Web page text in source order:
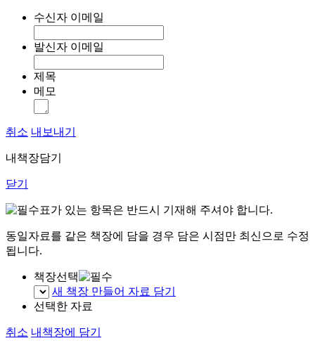
수신자 이메일
발신자 이메일
제목
메모
취소 내보내기
내책장담기
닫기
표가 있는 항목은 반드시 기재해 주셔야 합니다.
동일자료를 같은 책장에 담을 경우 담은 시점만 최신으로 수정
됩니다.
책장선택
새 책장 만들어 자료 담기
선택한 자료
취소 내책장에 담기